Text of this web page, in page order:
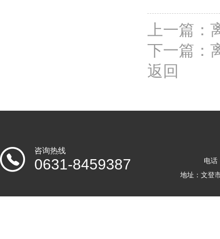
上一篇：
下一篇：
返回
咨询热线
0631-8459387
电
地址：文登